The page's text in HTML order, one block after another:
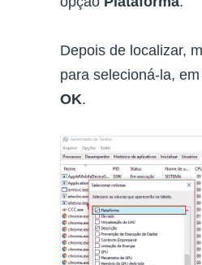
Depois de localizar,
para selecioná-la,
OK.